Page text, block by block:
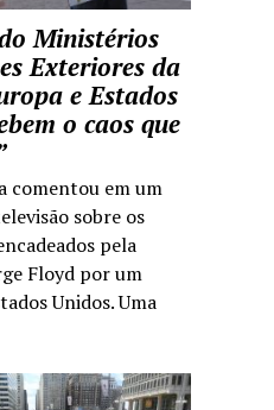
Ministérios
Exteriores da
e Estados
o caos que
comentou em um
sobre os
pela
Floyd por um
Unidos. Uma